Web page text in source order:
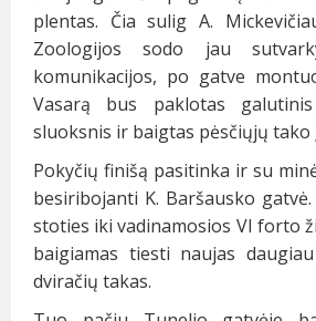
plentas. Čia sulig A.
Zoologijos sodo jau
komunikacijos, po gatve
Vasarą bus paklotas
sluoksnis ir baigtas pėsčiųjų tako
Pokyčių finišą pasitinka ir su
besiribojanti K. Baršausko
stoties iki vadinamosios VI forto
baigiamas tiesti naujas
dviračių takas.